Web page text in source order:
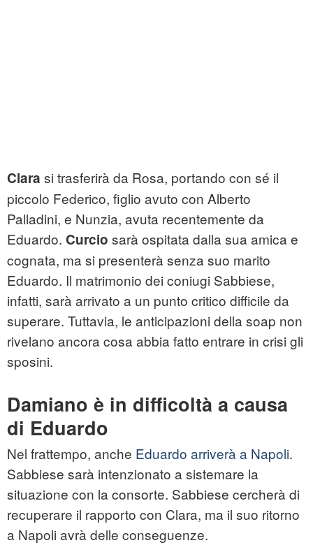
Clara si trasferirà da Rosa, portando con sé il
piccolo Federico, figlio avuto con Alberto
Palladini, e Nunzia, avuta recentemente da
Eduardo. Curcio sarà ospitata dalla sua amica e
cognata, ma si presenterà senza suo marito
Eduardo. Il matrimonio dei coniugi Sabbiese,
infatti, sarà arrivato a un punto critico difficile da
superare. Tuttavia, le anticipazioni della soap non
rivelano ancora cosa abbia fatto entrare in crisi gli
sposini.
Damiano è in difficoltà a causa
di Eduardo
Nel frattempo, anche Eduardo arriverà a Napoli.
Sabbiese sarà intenzionato a sistemare la
situazione con la consorte. Sabbiese cercherà di
recuperare il rapporto con Clara, ma il suo ritorno
a Napoli avrà delle conseguenze.